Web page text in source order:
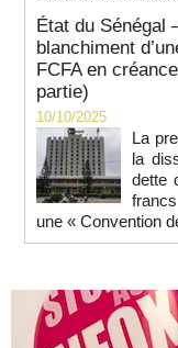
État du Sénégal
blanchiment
FCFA en
partie)
10/10/2025
La
la
dette
une « Convention